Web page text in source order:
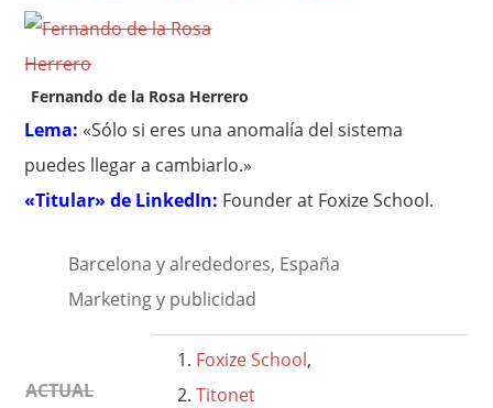
Fernando de la Rosa Herrero
Lema: «Sólo si eres una anomalía del sistema
puedes llegar a cambiarlo.»
«Titular» de LinkedIn: Founder at Foxize School.
Barcelona y alrededores, España
Marketing y publicidad
ACTUAL
Foxize School,
Titonet